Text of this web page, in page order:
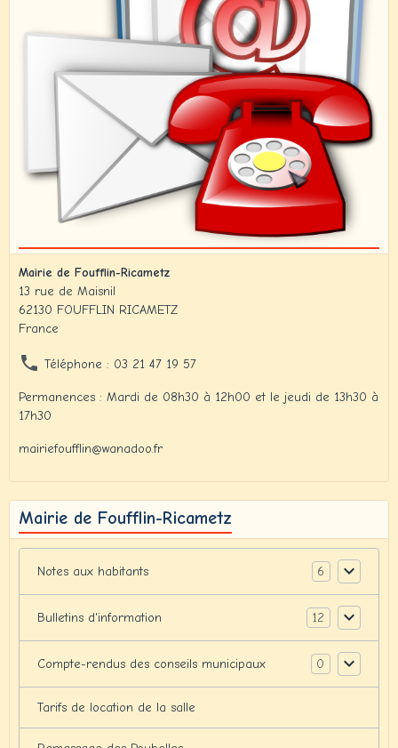
Mairie de Foufflin-Ricametz
13 rue de Maisnil
62130 FOUFFLIN RICAMETZ
France
Téléphone : 03 21 47 19 57
Permanences : Mardi de 08h30 à 12h00 et le jeudi de 13h30 à
17h30
mairiefoufflin@wanadoo.fr
Mairie de Foufflin-Ricametz
Notes aux habitants 6
Bulletins d'information 12
Compte-rendus des conseils municipaux 0
Tarifs de location de la salle